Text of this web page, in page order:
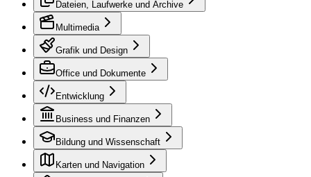
Dateien, Laufwerke und Archive
Multimedia
Grafik und Design
Office und Dokumente
Entwicklung
Business und Finanzen
Bildung und Wissenschaft
Karten und Navigation